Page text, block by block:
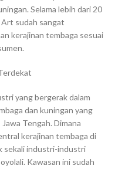
Selama lebih dari 20
Art sudah sangat
kerajinan tembaga sesuai
yang bergerak dalam
dan kuningan yang
Tengah. Dimana
kerajinan tembaga di
sekali industri-industri
Kawasan ini sudah